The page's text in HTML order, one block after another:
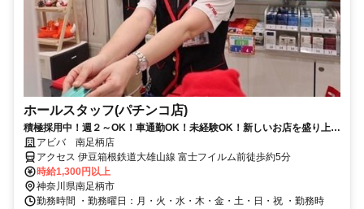
ホールスタッフ(パチンコ店)
積極採用中！週２～OK！車通勤OK！未経験OK！新しいお店を盛り上げ
よう♪アビバ 南足柄店
アクセス 伊豆箱根鉄道大雄山線 富士フイルム前徒歩約5分
時給1,300円以上
神奈川県南足柄市
勤務時間 ・勤務曜日：月・火・水・木・金・土・日・祝 ・勤務時